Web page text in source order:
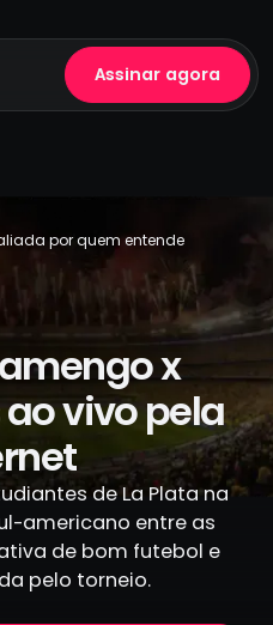
Assinar agora
por quem entende
já se livraram da TV a cabo
x
vivo pela
de La Plata na
americano entre as
de bom futebol e
pelo torneio.